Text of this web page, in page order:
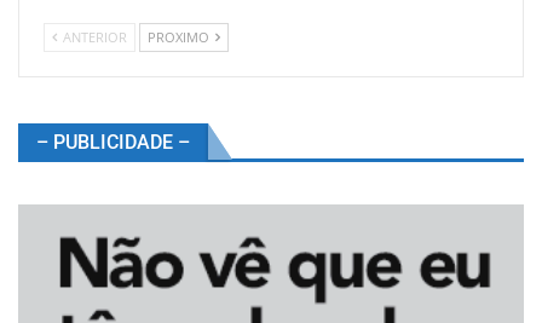
ANTERIOR PROXIMO
– PUBLICIDADE –